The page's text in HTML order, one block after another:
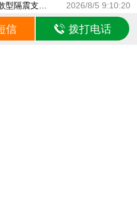
HDR隔震橡胶支座 建筑水平力分散型隔震支座生产厂家 圆形高阻尼隔震支座的源头工厂
2026/8/5 9:10:20
2026/8/5 9:00:08
房建橡胶抗震支座多少钱 建筑铅芯减震橡胶隔震支座厂家 LNR500橡胶支座厂家电话
2026/8/4 9:20:42
信 拨打电话